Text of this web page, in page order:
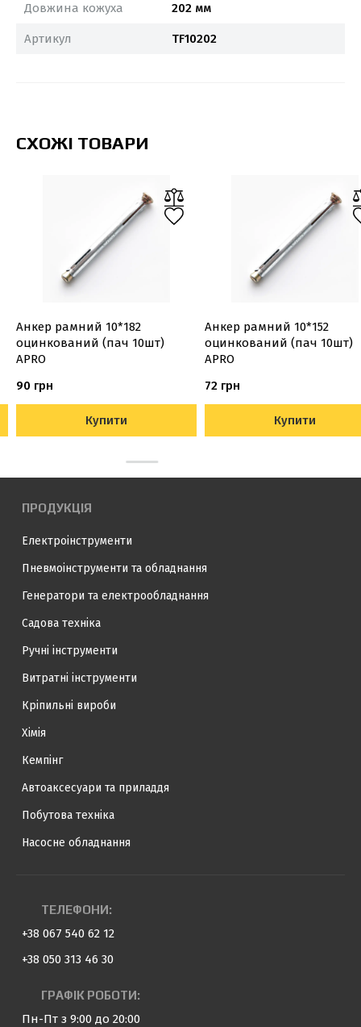
Довжина кожуха 202 мм
Артикул TF10202
СХОЖІ ТОВАРИ
Анкер рамний 10*182
оцинкований (пач 10шт)
APRO
90 грн
Купити
Анкер рамний 10*152
оцинкований (пач 10шт)
APRO
72 грн
Купити
ПРОДУКЦІЯ
Електроінструменти
Пневмоінструменти та обладнання
Генератори та електрообладнання
Садова техніка
Ручні інструменти
Витратні інструменти
Кріпильні вироби
Хімія
Кемпінг
Автоаксесуари та приладдя
Побутова техніка
Насосне обладнання
ТЕЛЕФОНИ:
+38 067 540 62 12
+38 050 313 46 30
ГРАФІК РОБОТИ:
Пн-Пт з 9:00 до 20:00